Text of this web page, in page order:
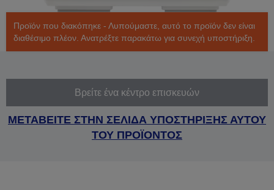
Προϊόν που διακόπηκε - Λυπούμαστε, αυτό το προϊόν δεν είναι
διαθέσιμο πλέον. Ανατρέξτε παρακάτω για συνεχή υποστήριξη.
Βρείτε ένα κέντρο επισκευών
ΜΕΤΑΒΕΙΤΕ ΣΤΗΝ ΣΕΛΙΔΑ ΥΠΟΣΤΗΡΙΞΗΣ ΑΥΤΟΥ
ΤΟΥ ΠΡΟΪΟΝΤΟΣ